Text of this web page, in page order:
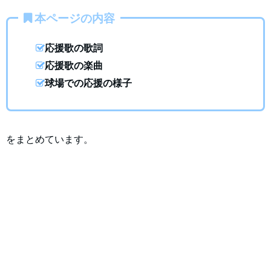
本ページの内容
応援歌の歌詞
応援歌の楽曲
球場での応援の様子
をまとめています。